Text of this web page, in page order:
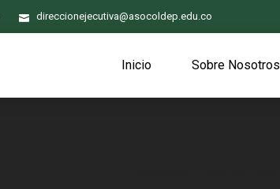
direccionejecutiva@asocoldep.edu.co
Inicio Sobre Nosotros